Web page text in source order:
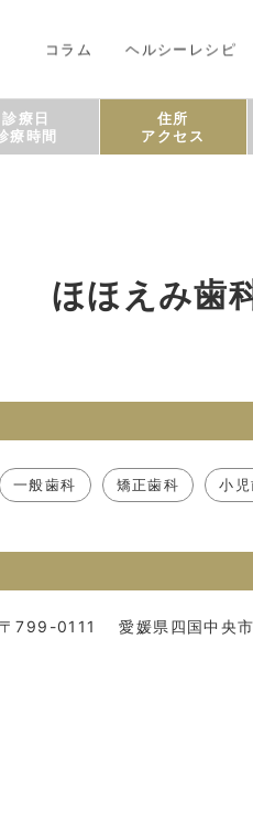
コラム ヘルシーレシピ
診療日
療時間
住所
アクセス
ほほえみ歯
一般歯科 矯正歯科 小
〒799-0111 愛媛県四国中央